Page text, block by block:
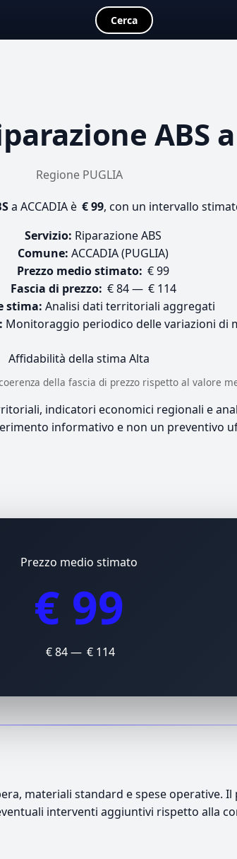
Cerca
ABS
Regione PUGLIA
a ACCADIA è € 99, con un intervallo
Servizio: Riparazione ABS
Comune: ACCADIA (PUGLIA)
Prezzo medio stimato: € 99
Fascia di prezzo: € 84 — € 114
stima: Analisi dati territoriali aggregati
Monitoraggio periodico delle variazioni di
Affidabilità della stima Alta
della fascia di prezzo rispetto al valore
indicatori economici regionali e
informativo e non un preventivo
Prezzo medio stimato
€ 99
€ 84 — € 114
materiali standard e spese operative.
interventi aggiuntivi rispetto alla